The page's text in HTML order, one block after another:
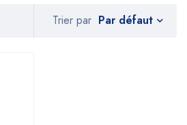
Trier par Par défaut